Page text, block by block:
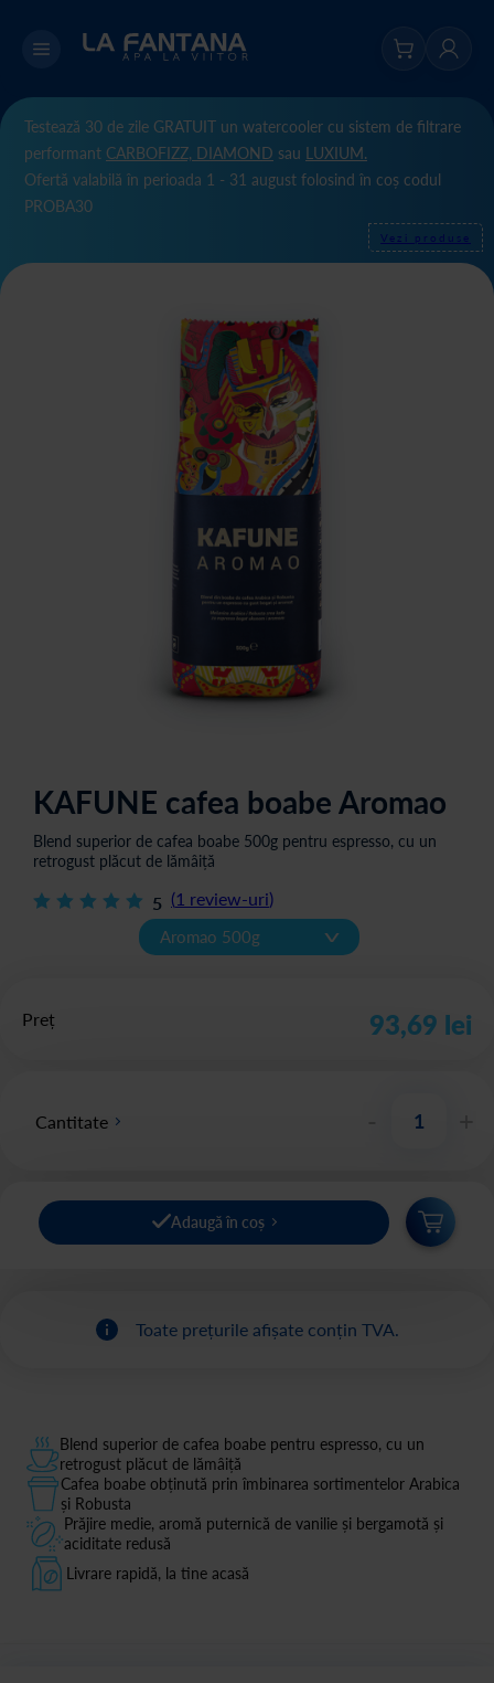
Testează 30 de zile GRATUIT un watercooler cu sistem de filtrare
performant CARBOFIZZ, DIAMOND sau LUXIUM.
Ofertă valabilă în perioada 1 - 31 august folosind în coș codul
PROBA30
Vezi produse
KAFUNE cafea boabe Aromao
Blend superior de cafea boabe 500g pentru espresso, cu un
retrogust plăcut de lămâiță
5 (1 review-uri)
v
Aromao 500g
Cantitate
Preț 93,69 lei
Adaugă în coș
Toate prețurile afișate conțin TVA.
Blend superior de cafea boabe pentru espresso, cu un
retrogust plăcut de lămâiță
Cafea boabe obținută prin îmbinarea sortimentelor Arabica
și Robusta
Prăjire medie, aromă puternică de vanilie și bergamotă și
aciditate redusă
Livrare rapidă, la tine acasă